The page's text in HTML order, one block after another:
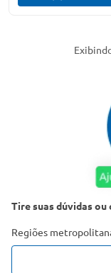
Tire suas dúvidas
Regiões